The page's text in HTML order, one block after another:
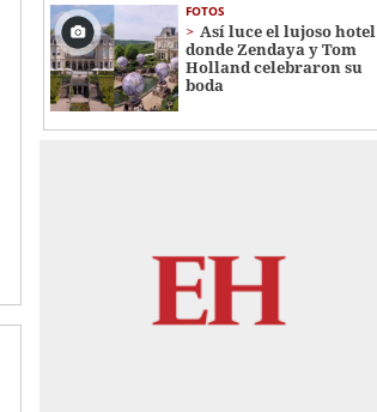
FOTOS
Así luce el lujoso hotel
donde Zendaya y Tom
Holland celebraron su
boda